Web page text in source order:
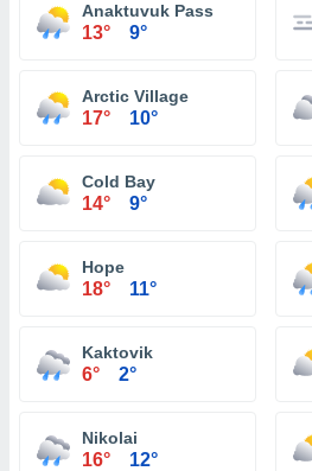
Anaktuvuk Pass
13° 9°
Arctic Village
17° 10°
Cold Bay
14° 9°
Hope
18° 11°
Kaktovik
6° 2°
Nikolai
16° 12°